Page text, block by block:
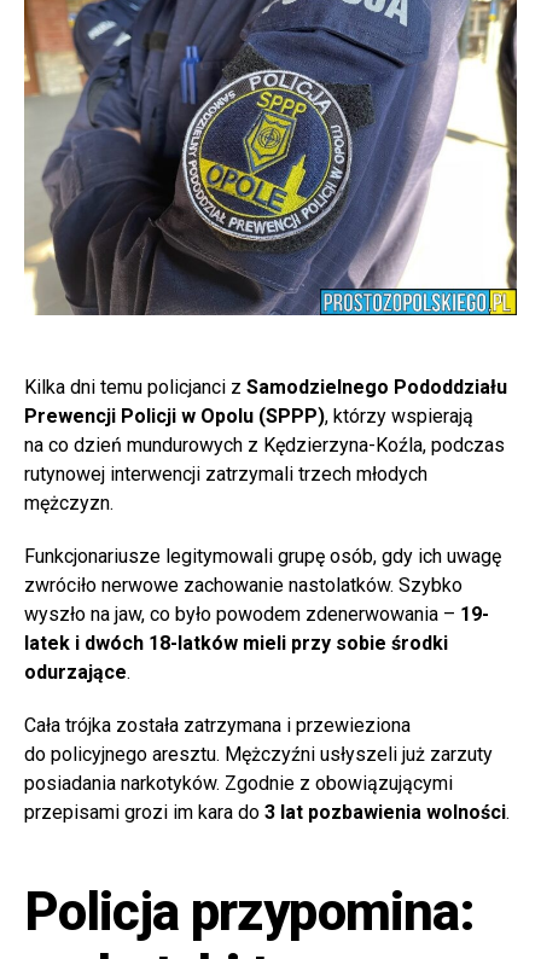
Kilka dni temu policjanci z Samodzielnego Pododdziału
Prewencji Policji w Opolu (SPPP), którzy wspierają
na co dzień mundurowych z Kędzierzyna-Koźla, podczas
rutynowej interwencji zatrzymali trzech młodych
mężczyzn.
Funkcjonariusze legitymowali grupę osób, gdy ich uwagę
zwróciło nerwowe zachowanie nastolatków. Szybko
wyszło na jaw, co było powodem zdenerwowania – 19-
latek i dwóch 18-latków mieli przy sobie środki
odurzające.
Cała trójka została zatrzymana i przewieziona
do policyjnego aresztu. Mężczyźni usłyszeli już zarzuty
posiadania narkotyków. Zgodnie z obowiązującymi
przepisami grozi im kara do 3 lat pozbawienia wolności.
Policja przypomina: